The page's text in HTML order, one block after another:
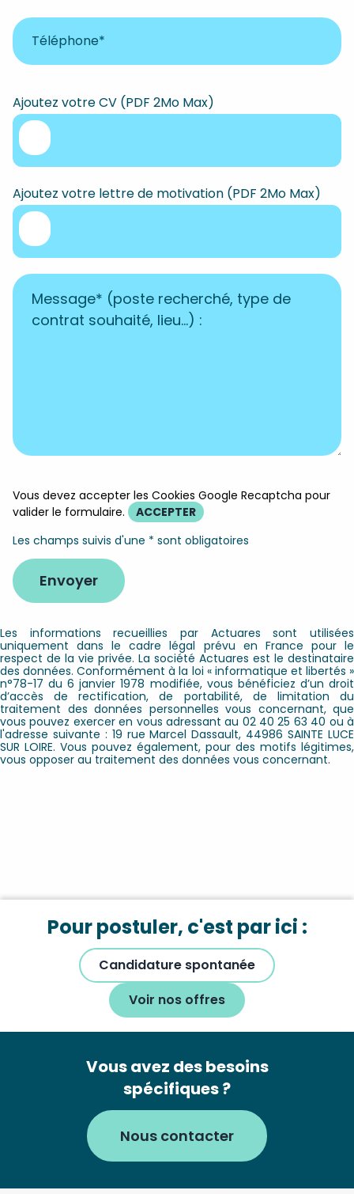
Ajoutez votre CV (PDF 2Mo Max)
Ajoutez votre lettre de motivation (PDF 2Mo Max)
Vous devez accepter les Cookies Google Recaptcha pour
valider le formulaire.
ACCEPTER
Les champs suivis d'une * sont obligatoires
Les informations recueillies par Actuares sont utilisées
uniquement dans le cadre légal prévu en France pour le
respect de la vie privée. La société Actuares est le destinataire
des données. Conformément à la loi « informatique et libertés »
n°78-17 du 6 janvier 1978 modifiée, vous bénéficiez d’un droit
d’accès de rectification, de portabilité, de limitation du
traitement des données personnelles vous concernant, que
vous pouvez exercer en vous adressant au 02 40 25 63 40 ou à
l'adresse suivante : 19 rue Marcel Dassault, 44986 SAINTE LUCE
SUR LOIRE. Vous pouvez également, pour des motifs légitimes,
vous opposer au traitement des données vous concernant.
Pour postuler, c'est par ici :
Candidature spontanée
Voir nos offres
Vous avez des besoins
spécifiques ?
Nous contacter